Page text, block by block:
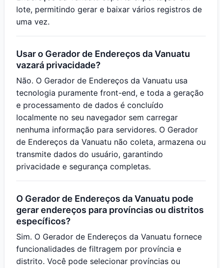
lote, permitindo gerar e baixar vários registros de
uma vez.
Usar o Gerador de Endereços da Vanuatu
vazará privacidade?
Não. O Gerador de Endereços da Vanuatu usa
tecnologia puramente front-end, e toda a geração
e processamento de dados é concluído
localmente no seu navegador sem carregar
nenhuma informação para servidores. O Gerador
de Endereços da Vanuatu não coleta, armazena ou
transmite dados do usuário, garantindo
privacidade e segurança completas.
O Gerador de Endereços da Vanuatu pode
gerar endereços para províncias ou distritos
específicos?
Sim. O Gerador de Endereços da Vanuatu fornece
funcionalidades de filtragem por província e
distrito. Você pode selecionar províncias ou